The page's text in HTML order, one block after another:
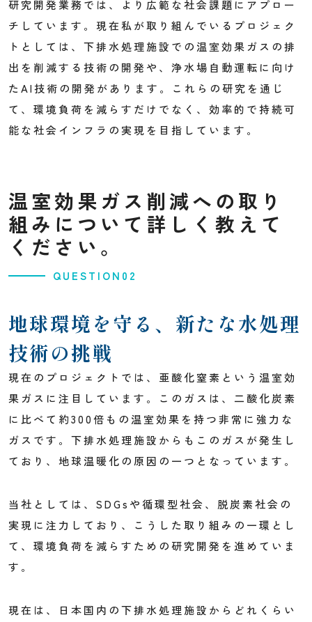
研究開発業務では、より広範な社会課題にアプロー
チしています。現在私が取り組んでいるプロジェク
トとしては、下排水処理施設での温室効果ガスの排
出を削減する技術の開発や、浄水場自動運転に向け
たAI技術の開発があります。これらの研究を通じ
て、環境負荷を減らすだけでなく、効率的で持続可
能な社会インフラの実現を目指しています。
温室効果ガス削減への取り
組みについて詳しく教えて
ください。
QUESTION02
地球環境を守る、 新たな水処理
技術の挑戦
現在のプロジェクトでは、亜酸化窒素という温室効
果ガスに注目しています。このガスは、二酸化炭素
に比べて約300倍もの温室効果を持つ非常に強力な
ガスです。下排水処理施設からもこのガスが発生し
ており、地球温暖化の原因の一つとなっています。
当社としては、SDGsや循環型社会、脱炭素社会の
実現に注力しており、こうした取り組みの一環とし
て、環境負荷を減らすための研究開発を進めていま
す。
現在は、日本国内の下排水処理施設からどれくらい